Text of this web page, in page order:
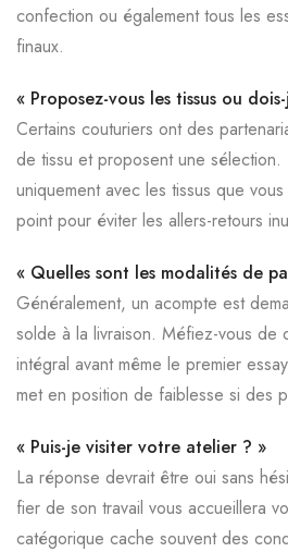
confection ou également tous les
finaux.
« Proposez-vous les tissus ou
Certains couturiers ont des
de tissu et proposent une sélection.
uniquement avec les tissus que
point pour éviter les allers-retours
« Quelles sont les modalités de
Généralement, un acompte est
solde à la livraison. Méfiez-vous de
intégral avant même le premier
met en position de faiblesse si des
« Puis-je visiter votre atelier ? »
La réponse devrait être oui sans
fier de son travail vous accueillera
catégorique cache souvent des